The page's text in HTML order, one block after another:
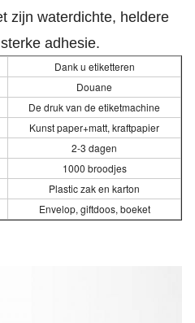
zijn waterdichte, heldere
adhesie.
Dank u etiketteren
Douane
De druk van de etiketmachine
Kunst paper+matt, kraftpapier
2-3 dagen
1000 broodjes
Plastic zak en karton
Envelop, giftdoos, boeket